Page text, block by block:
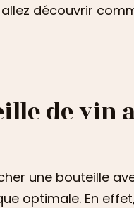
découvrir
de vin
une bouteille
optimale. En